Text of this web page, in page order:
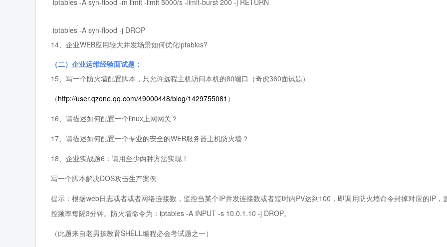
iptables -A syn-flood -j DROP
14、企业WEB应用较大并发场景如何优化iptables?
（二）企业运维经验面试题：
15、写一个防火墙配置脚本，只允许远程主机访问本机的80端口（奇虎360面试题）
（http://user.qzone.qq.com/49000448/blog/1429755081 ）
16、请描述如何配置一个linux上网网关？
17、请描述如何配置一个专业的安全的WEB服务器主机防火墙？
18、企业实战题6：请用至少两种方法实现！
写一个脚本解决DOS攻击生产案例
提示：根据web日志或者或者网络连接数，监控当某个IP并发连接数或者短时内PV达到100，即调用防火墙命令封掉对应的IP，
控频率每隔3分钟。防火墙命令为：iptables -A INPUT -s 10.0.1.10 -j DROP。
（此题来自老男孩教育SHELL编程必会考试题之一）